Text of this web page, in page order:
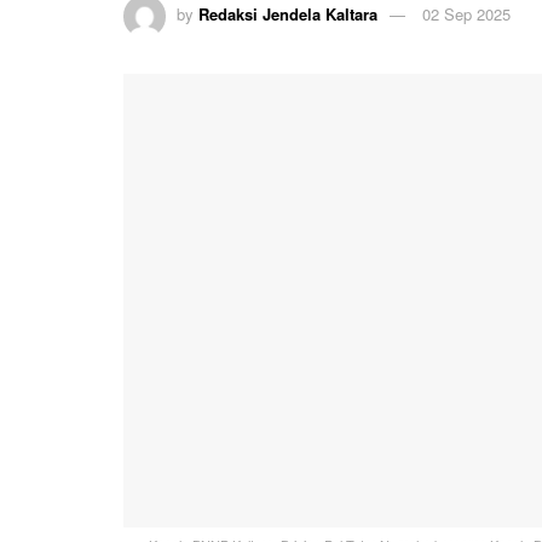
by Redaksi Jendela Kaltara 02 Sep 2025